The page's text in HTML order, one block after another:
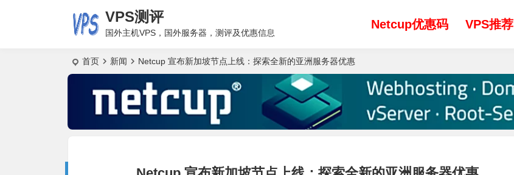
VPS测评
国外主机VPS，国外服务器，测评及优惠信息
Netcup优惠码 VPS推荐
首页 新闻 Netcup 宣布新加坡节点上线：探索全新的亚洲服务器优惠